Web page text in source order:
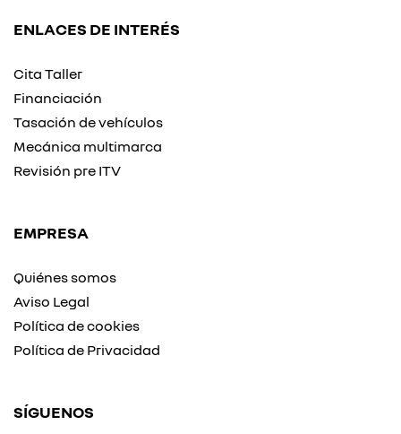
ENLACES DE INTERÉS
Cita Taller
Financiación
Tasación de vehículos
Mecánica multimarca
Revisión pre ITV
EMPRESA
Quiénes somos
Aviso Legal
Política de cookies
Política de Privacidad
SÍGUENOS